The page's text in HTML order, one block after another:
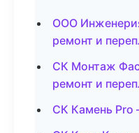
ООО
ремонт и
СК Монтаж
ремонт и
СК Камень Pro